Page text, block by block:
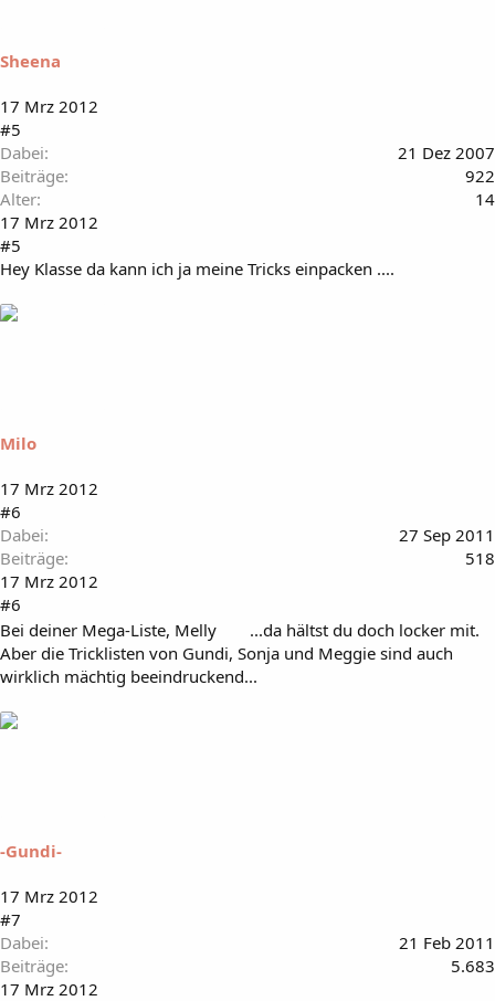
Sheena
17 Mrz 2012
#5
Dabei
21 Dez 2007
Beiträge
922
Alter
14
17 Mrz 2012
#5
Hey Klasse da kann ich ja meine Tricks einpacken ....
Milo
17 Mrz 2012
#6
Dabei
27 Sep 2011
Beiträge
518
17 Mrz 2012
#6
Bei deiner Mega-Liste, Melly
...da hältst du doch locker mit.
Aber die Tricklisten von Gundi, Sonja und Meggie sind auch
wirklich mächtig beeindruckend...
-Gundi-
17 Mrz 2012
#7
Dabei
21 Feb 2011
Beiträge
5.683
17 Mrz 2012